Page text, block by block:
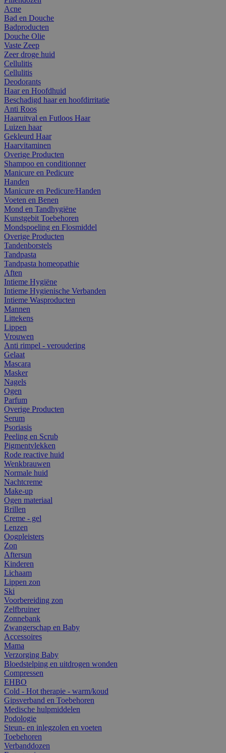
Acne
Bad en Douche
Badproducten
Douche Olie
Vaste Zeep
Zeer droge huid
Cellulitis
Cellulitis
Deodorants
Haar en Hoofdhuid
Beschadigd haar en hoofdirritatie
Anti Roos
Haaruitval en Futloos Haar
Luizen haar
Gekleurd Haar
Haarvitaminen
Overige Producten
Shampoo en conditionner
Manicure en Pedicure
Handen
Manicure en Pedicure/Handen
Voeten en Benen
Mond en Tandhygiëne
Kunstgebit Toebehoren
Mondspoeling en Flosmiddel
Overige Producten
Tandenborstels
Tandpasta
Tandpasta homeopathie
Aften
Intieme Hygiëne
Intieme Hygienische Verbanden
Intieme Wasproducten
Mannen
Littekens
Lippen
Vrouwen
Anti rimpel - veroudering
Gelaat
Mascara
Masker
Nagels
Ogen
Parfum
Overige Producten
Serum
Psoriasis
Peeling en Scrub
Pigmentvlekken
Rode reactive huid
Wenkbrauwen
Normale huid
Nachtcreme
Make-up
Ogen materiaal
Brillen
Creme - gel
Lenzen
Oogpleisters
Zon
Aftersun
Kinderen
Lichaam
Lippen zon
Ski
Voorbereiding zon
Zelfbruiner
Zonnebank
Zwangerschap en Baby
Accessoires
Mama
Verzorging Baby
Bloedstelping en uitdrogen wonden
Compressen
EHBO
Cold - Hot therapie - warm/koud
Gipsverband en Toebehoren
Medische hulpmiddelen
Podologie
Steun- en inlegzolen en voeten
Toebehoren
Verbanddozen